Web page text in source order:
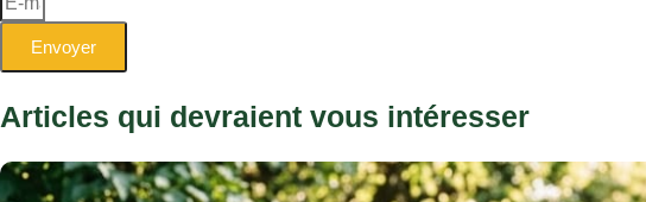
Envoyer
Articles qui devraient vous intéresser